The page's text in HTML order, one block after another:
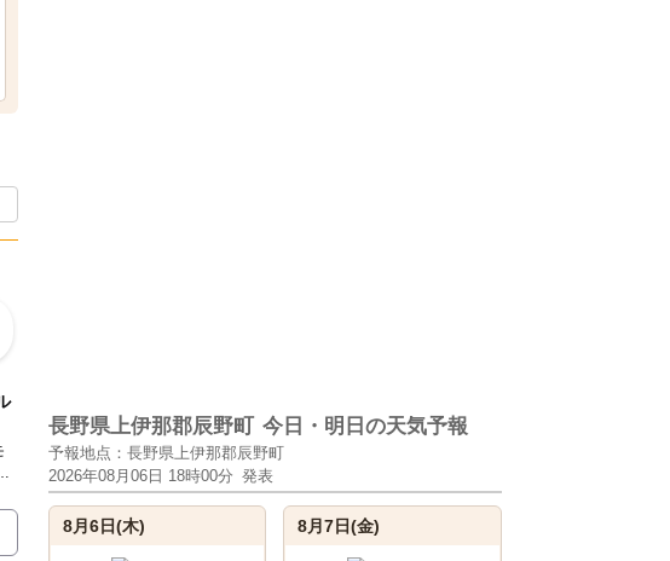
長野県上伊那郡辰野町 今日・明日の天気予報
予報地点：長野県上伊那郡辰野町
2026年08月06日 18時00分 発表
8月6日(木) 8月7日(金)